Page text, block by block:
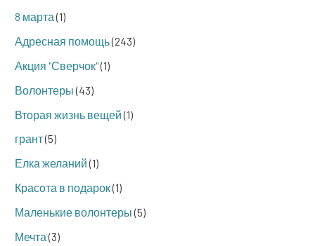
8 марта(1)
Адресная помощь(243)
Акция "Сверчок"(1)
Волонтеры(43)
Вторая жизнь вещей(1)
грант(5)
Елка желаний(1)
Красота в подарок(1)
Маленькие волонтеры(5)
Мечта(3)